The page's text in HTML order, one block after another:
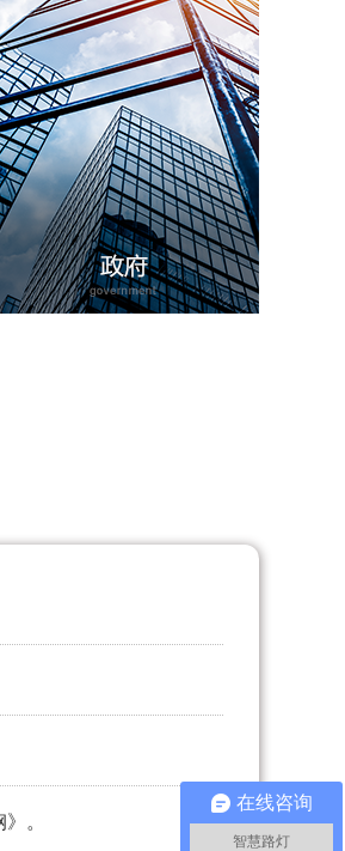
。
在线咨询
智慧路灯